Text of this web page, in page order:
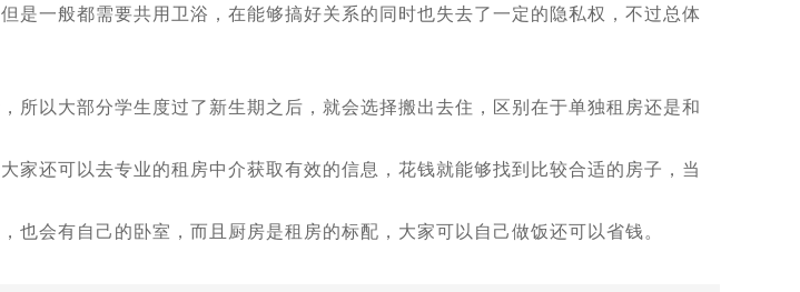
一般都需要共用卫浴，在能够搞好关系的同时也失去了一定的隐私权，不过总体
以大部分学生度过了新生期之后，就会选择搬出去住，区别在于单独租房还是和
还可以去专业的租房中介获取有效的信息，花钱就能够找到比较合适的房子，当
会有自己的卧室，而且厨房是租房的标配，大家可以自己做饭还可以省钱。